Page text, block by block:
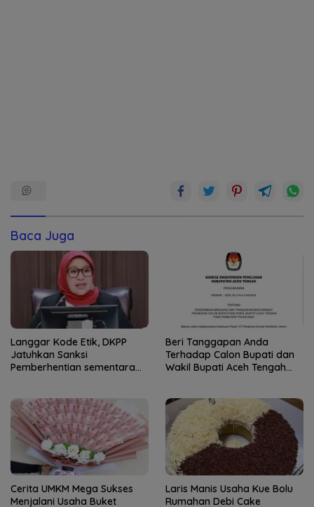
Baca Juga
Langgar Kode Etik, DKPP
Jatuhkan Sanksi
Pemberhentian sementara
Beri Tanggapan Anda
Terhadap Calon Bupati dan
Wakil Bupati Aceh Tengah
Cerita UMKM Mega Sukses
Menjalani Usaha Buket
Laris Manis Usaha Kue Bolu
Rumahan Debi Cake